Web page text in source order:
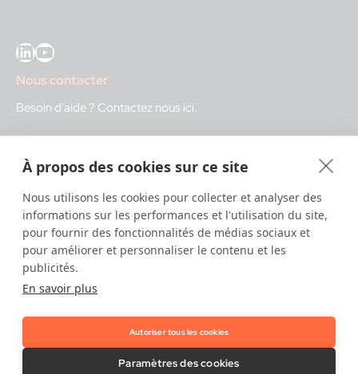
LinkedIn YouTube
Nous contacter
Besoin d'aide ? Contactez nous ici.
Auenstraße 100, 80469 Munich, Germany
Heures d'ouverture
Centre d'identification
8:00 – 12:00. CET - service diurne
12:00 – 20:00 CET - service nocturne
Copyright © 2026 IDnow.
À propos des cookies sur ce site
Nous utilisons les cookies pour collecter et analyser des
informations sur les performances et l'utilisation du site,
pour fournir des fonctionnalités de médias sociaux et
pour améliorer et personnaliser le contenu et les
publicités.
En savoir plus
Autoriser tous les cookies
Paramètres des cookies